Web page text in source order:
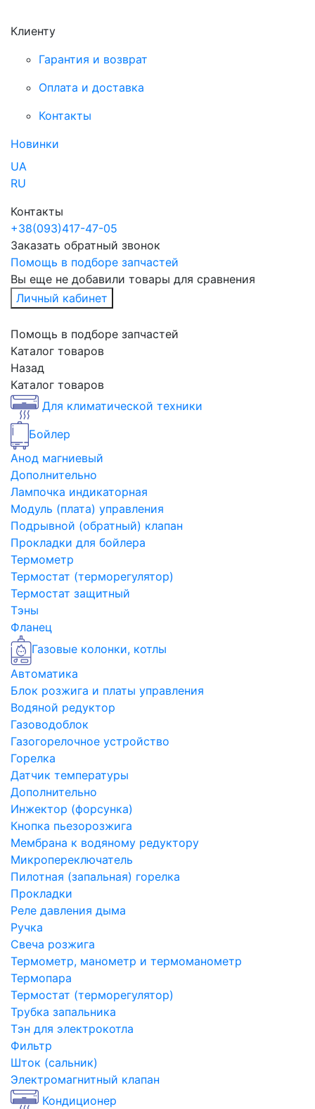
Клиенту
Гарантия и возврат
Оплата и доставка
Контакты
Новинки
UA
RU
Контакты
+38(093)417-47-05
Заказать обратный звонок
Помощь в подборе запчастей
Вы еще не добавили товары для сравнения
Личный кабинет
Помощь в подборе запчастей
Каталог товаров
Назад
Каталог товаров
Для климатической техники
Бойлер
Анод магниевый
Дополнительно
Лампочка индикаторная
Модуль (плата) управления
Подрывной (обратный) клапан
Прокладки для бойлера
Термометр
Термостат (терморегулятор)
Термостат защитный
Тэны
Фланец
Газовые колонки, котлы
Автоматика
Блок розжига и платы управления
Водяной редуктор
Газоводоблок
Газогорелочное устройство
Горелка
Датчик температуры
Дополнительно
Инжектор (форсунка)
Кнопка пьезорозжига
Мембрана к водяному редуктору
Микропереключатель
Пилотная (запальная) горелка
Прокладки
Реле давления дыма
Ручка
Свеча розжига
Термометр, манометр и термоманометр
Термопара
Термостат (терморегулятор)
Трубка запальника
Тэн для электрокотла
Фильтр
Шток (сальник)
Электромагнитный клапан
Кондиционер